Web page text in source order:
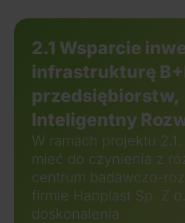
2.1 Wsparcie
infrastrukturę
przedsiębiorstw,
Inteligentny
W ramach projektu
mieć do czynienia z
centrum badawczo-
firmie Hanplast Sp. Z
doskonalenia